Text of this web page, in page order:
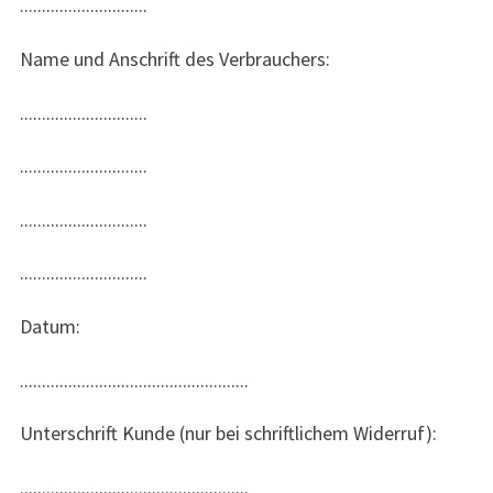
.............................
Name und Anschrift des Verbrauchers:
.............................
.............................
.............................
.............................
Datum:
....................................................
Unterschrift Kunde (nur bei schriftlichem Widerruf):
....................................................